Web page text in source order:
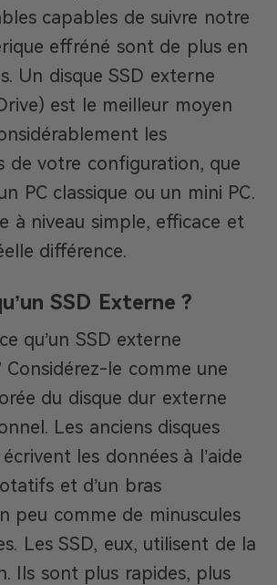
capables de suivre notre
effréné sont de plus en
Un disque SSD externe
est le meilleur moyen
les
de votre configuration, que
PC classique ou un mini PC.
à niveau simple, efficace et
différence.
SSD Externe ?
qu’un SSD externe
Considérez-le comme une
du disque dur externe
Les anciens disques
les données à l’aide
et d’un bras
peu comme de minuscules
Les SSD, eux, utilisent de la
Ils sont plus rapides, plus